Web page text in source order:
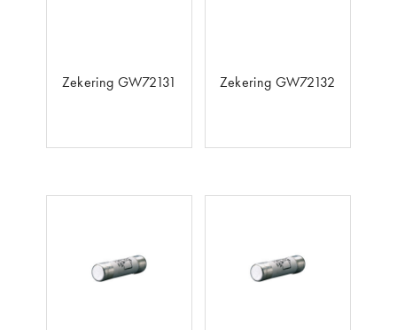
Zekering GW72131 Zekering GW72132